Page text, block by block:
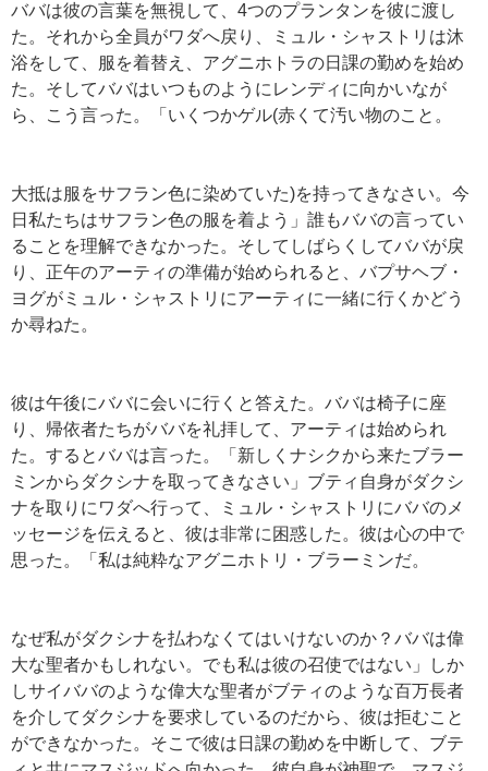
ババは彼の言葉を無視して、4つのプランタンを彼に渡し
た。それから全員がワダへ戻り、ミュル・シャストリは沐
浴をして、服を着替え、アグニホトラの日課の勤めを始め
た。そしてババはいつものようにレンディに向かいなが
ら、こう言った。「いくつかゲル(赤くて汚い物のこと。
大抵は服をサフラン色に染めていた)を持ってきなさい。今
日私たちはサフラン色の服を着よう」誰もババの言ってい
ることを理解できなかった。そしてしばらくしてババが戻
り、正午のアーティの準備が始められると、バプサヘブ・
ヨグがミュル・シャストリにアーティに一緒に行くかどう
か尋ねた。
彼は午後にババに会いに行くと答えた。ババは椅子に座
り、帰依者たちがババを礼拝して、アーティは始められ
た。するとババは言った。「新しくナシクから来たブラー
ミンからダクシナを取ってきなさい」ブティ自身がダクシ
ナを取りにワダへ行って、ミュル・シャストリにババのメ
ッセージを伝えると、彼は非常に困惑した。彼は心の中で
思った。「私は純粋なアグニホトリ・ブラーミンだ。
なぜ私がダクシナを払わなくてはいけないのか？ババは偉
大な聖者かもしれない。でも私は彼の召使ではない」しか
しサイババのような偉大な聖者がブティのような百万長者
を介してダクシナを要求しているのだから、彼は拒むこと
ができなかった。そこで彼は日課の勤めを中断して、ブテ